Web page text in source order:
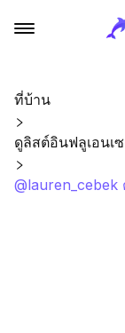
ที่บ้าน
ดูลิสต์อินฟลูเอนเ